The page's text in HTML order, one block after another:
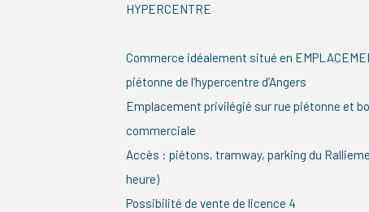
HYPERCENTRE
Commerce idéalement situé en
piétonne de l’hypercentre d’Angers
Emplacement privilégié sur rue piétonne et
commerciale
Accès : piétons, tramway, parking du
heure)
Possibilité de vente de licence 4